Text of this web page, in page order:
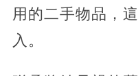
用的二手物品，
入。